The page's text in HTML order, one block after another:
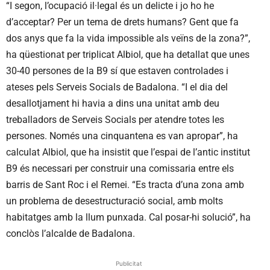
“I segon, l’ocupació il·legal és un delicte i jo ho he
d’acceptar? Per un tema de drets humans? Gent que fa
dos anys que fa la vida impossible als veïns de la zona?”,
ha qüestionat per triplicat Albiol, que ha detallat que unes
30-40 persones de la B9 sí que estaven controlades i
ateses pels Serveis Socials de Badalona. “I el dia del
desallotjament hi havia a dins una unitat amb deu
treballadors de Serveis Socials per atendre totes les
persones. Només una cinquantena es van apropar”, ha
calculat Albiol, que ha insistit que l’espai de l’antic institut
B9 és necessari per construir una comissaria entre els
barris de Sant Roc i el Remei. “Es tracta d’una zona amb
un problema de desestructuració social, amb molts
habitatges amb la llum punxada. Cal posar-hi solució”, ha
conclòs l’alcalde de Badalona.
Publicitat